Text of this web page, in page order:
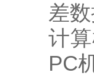
差
计
PC